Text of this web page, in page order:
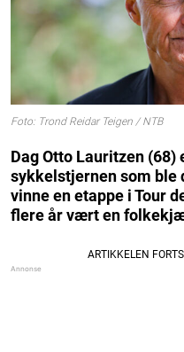
Foto: Trond Reidar Teigen / NTB
Dag Otto Lauritzen (68)
sykkelstjernen som ble
vinne en etappe i Tour
flere år vært en